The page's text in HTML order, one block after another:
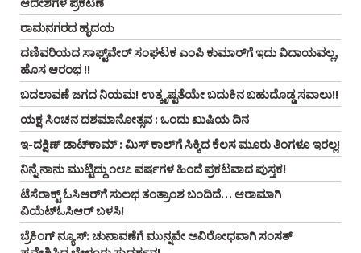
ರಾಮನಗರದ ಹೃದಯ
ದಣಿವರಿಯದ ಸಾಫ್ಟ್‌ವೇರ್‌ ಸಂಘಟಕ ಎಂಪಿ ಕುಮಾರ್‌ಗೆ ಇದು ವಿದಾಯವಲ್ಲ,
ಹೊಸ ಆರಂಭ !!
ಬದಲಾವಣೆ ಜಗದ ನಿಯಮ! ಉತ್ಕೃಷ್ಟತೆಯೇ ಬದುಕಿನ ಬಹುದೊಡ್ಡ ಸವಾಲು!!
ಯಕ್ಷ ಸಿಂಚನ ದಶಮಾನೋತ್ಸವ : ಒಂದು ಖುಷಿಯ ದಿನ
ಇ-ದಕ್ಷಿಣ್ ಡಾಟ್‌ಕಾಮ್‌ : ಮಿಸ್ ಕಾಲ್‌ಗೆ ಸಿಕ್ಕಿದ ಕೆಲಸ ಮೂರು ತಿಂಗಳೂ ಇರಲ್ಲ!
ನಿನ್ನೆ ನಾನು ಮುಟ್ಟಿದ್ದು ೧೮೭ ವರ್ಷಗಳ ಹಿಂದೆ ಪ್ರಕಟವಾದ ಪುಸ್ತಕ!
ಟೆಸೆರಾಕ್ಟ್‌ ಓಸಿಆರ್‌ಗೆ ಸುಲಭ ತಂತ್ರಾಂಶ ಬಂದಿದೆ… ಆರಾಮಾಗಿ
ವಿಯೆಟ್‌ಓಸಿಆರ್‌ ಬಳಸಿ!
ಬ್ರೆಕಿಂಗ್ ನ್ಯೂಸ್‌: ಚುನಾವಣೆಗೆ ಮುನ್ನವೇ ಅವಿರೋಧವಾಗಿ ಸಂಸತ್